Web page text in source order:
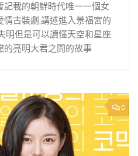
載的朝鮮時代唯一一個女
古裝劇,講述進入景福宮的
明但是可以讀懂天空和星座
的亮明大君之間的故事
0